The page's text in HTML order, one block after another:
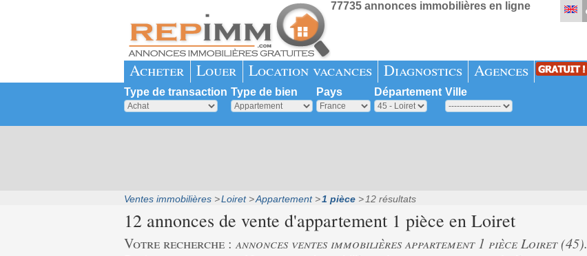
77735 annonces immobilières en ligne
Acheter Louer Location vacances Diagnostics Agences
Type de transaction Type de bien Pays Département Ville
Ventes immobilières Loiret Appartement 1 pièce 12 résultats
12 annonces de vente d'appartement 1 pièce en Loiret
Votre recherche :annonces ventes immobilières appartement 1 pièce Loiret (45).